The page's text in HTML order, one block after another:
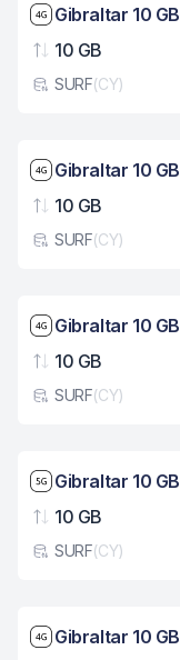
Brzina mreže: 4G
Gibraltar 10 GB
Podaci
10 GB
Tip eSIM kartice
SURF(CY)
Brzina mreže: 4G
Gibraltar 10 GB
Podaci
10 GB
Tip eSIM kartice
SURF(CY)
Brzina mreže: 4G
Gibraltar 10 GB
Podaci
10 GB
Tip eSIM kartice
SURF(CY)
Brzina mreže: 5G
Gibraltar 10 GB
Podaci
10 GB
Tip eSIM kartice
SURF(CY)
Brzina mreže: 4G
Gibraltar 10 GB